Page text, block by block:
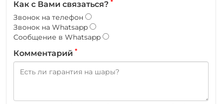
Как с Вами связаться? *
Звонок на телефон
Звонок на Whatsapp
Сообщение в Whatsapp
Комментарий *